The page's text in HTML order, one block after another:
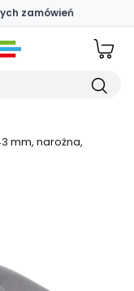
zamówień
mm, narożna,